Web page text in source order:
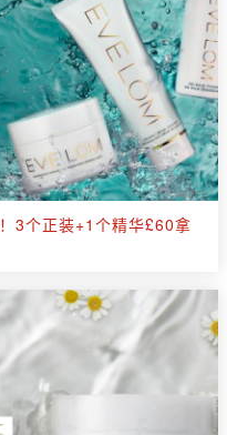
3个正装+1个精华£60拿